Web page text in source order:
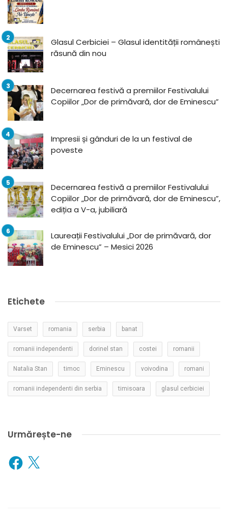
Glasul Cerbiciei – Glasul identității românești
răsună din nou
Decernarea festivă a premiilor Festivalului
Copiilor „Dor de primăvară, dor de Eminescu”
Impresii și gânduri de la un festival de
poveste
Decernarea festivă a premiilor Festivalului
Copiilor „Dor de primăvară, dor de Eminescu”,
ediția a V-a, jubiliară
Laureații Festivalului „Dor de primăvară, dor
de Eminescu” – Mesici 2026
Etichete
Varset romania serbia banat
romanii independenti dorinel stan costei romanii
Natalia Stan timoc Eminescu voivodina romani
romanii independenti din serbia timisoara glasul cerbiciei
Urmărește-ne
Facebook
X